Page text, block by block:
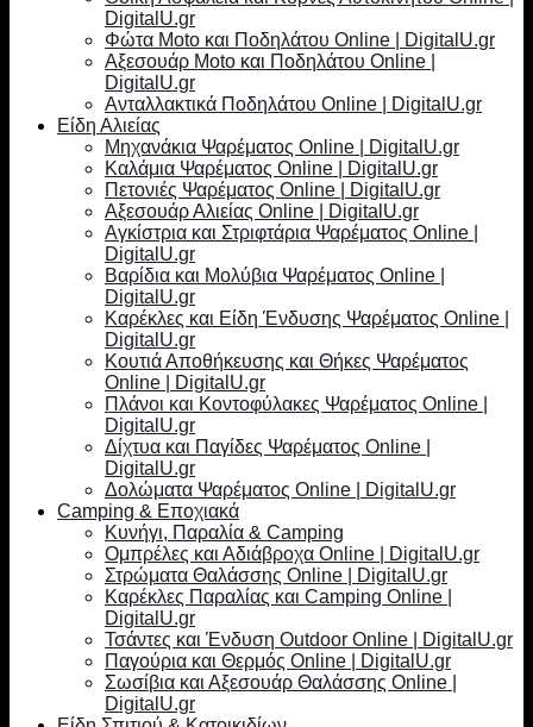
DigitalU.gr
Φώτα Moto και Ποδηλάτου Online | DigitalU.gr
Αξεσουάρ Moto και Ποδηλάτου Online |
DigitalU.gr
Ανταλλακτικά Ποδηλάτου Online | DigitalU.gr
Είδη Αλιείας
Μηχανάκια Ψαρέματος Online | DigitalU.gr
Καλάμια Ψαρέματος Online | DigitalU.gr
Πετονιές Ψαρέματος Online | DigitalU.gr
Αξεσουάρ Αλιείας Online | DigitalU.gr
Αγκίστρια και Στριφτάρια Ψαρέματος Online |
DigitalU.gr
Βαρίδια και Μολύβια Ψαρέματος Online |
DigitalU.gr
Καρέκλες και Είδη Ένδυσης Ψαρέματος Online |
DigitalU.gr
Κουτιά Αποθήκευσης και Θήκες Ψαρέματος
Online | DigitalU.gr
Πλάνοι και Κοντοφύλακες Ψαρέματος Online |
DigitalU.gr
Δίχτυα και Παγίδες Ψαρέματος Online |
DigitalU.gr
Δολώματα Ψαρέματος Online | DigitalU.gr
Camping & Εποχιακά
Κυνήγι, Παραλία & Camping
Ομπρέλες και Αδιάβροχα Online | DigitalU.gr
Στρώματα Θαλάσσης Online | DigitalU.gr
Καρέκλες Παραλίας και Camping Online |
DigitalU.gr
Τσάντες και Ένδυση Outdoor Online | DigitalU.gr
Παγούρια και Θερμός Online | DigitalU.gr
Σωσίβια και Αξεσουάρ Θαλάσσης Online |
DigitalU.gr